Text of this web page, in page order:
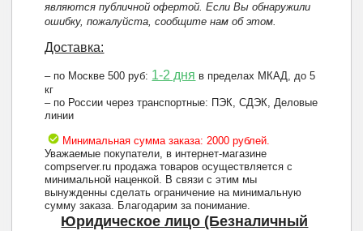
являются публичной офертой. Если Вы обнаружили
ошибку, пожалуйста, сообщите нам об этом.
Доставка:
– по Москве 500 руб: 1-2 дня в пределах МКАД, до 5
кг
– по России через транспортные: ПЭК, СДЭК, Деловые
линии
Минимальная сумма заказа: 2000 рублей.
Уважаемые покупатели, в интернет-магазине
compserver.ru продажа товаров осуществляется с
минимальной наценкой. В связи с этим мы
вынужденны сделать ограничение на минимальную
сумму заказа. Благодарим за понимание.
Юридическое лицо (Безналичный